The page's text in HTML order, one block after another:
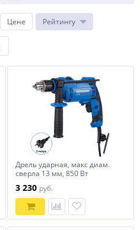
Цене Рейтингу
Дрель ударная, макс диам.
сверла 13 мм, 850 Вт
3 230 руб.